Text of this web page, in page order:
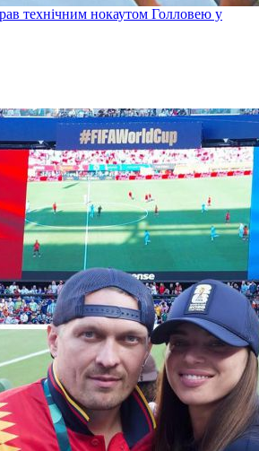
технічним нокаутом Голловею у